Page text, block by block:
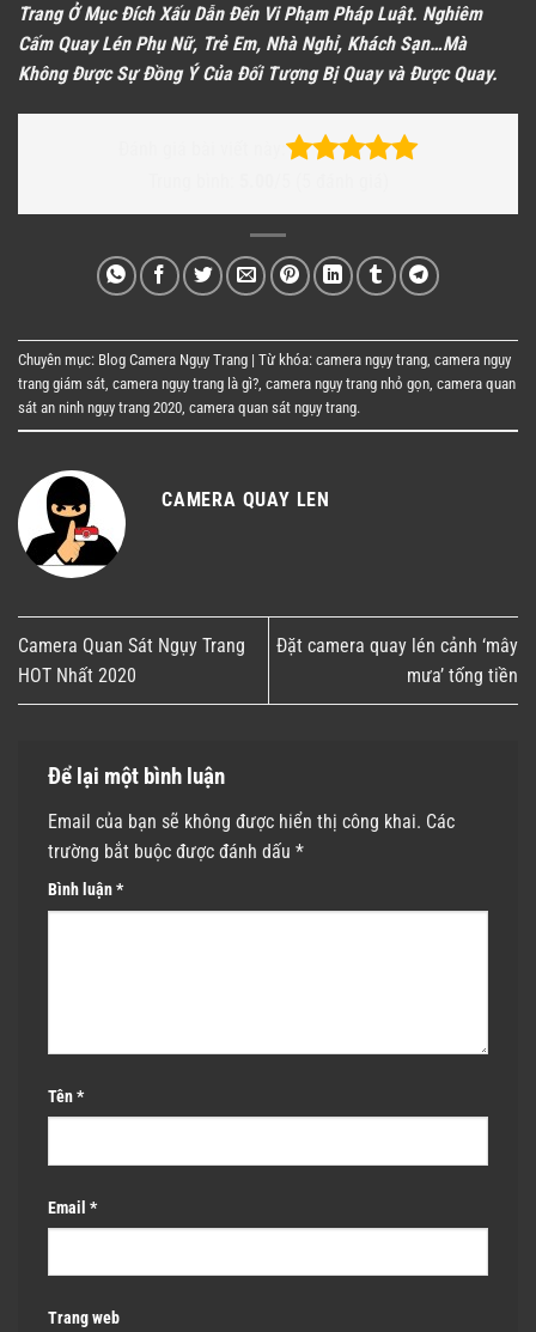
Trang Ở Mục Đích Xấu Dẫn Đến Vi Phạm Pháp Luật. Nghiêm
Cấm Quay Lén Phụ Nữ, Trẻ Em, Nhà Nghỉ, Khách Sạn…Mà
Không Được Sự Đồng Ý Của Đối Tượng Bị Quay và Được Quay.
Chuyên mục: Blog Camera Ngụy Trang | Từ khóa: camera ngụy trang, camera ngụy
trang giám sát, camera ngụy trang là gì?, camera ngụy trang nhỏ gọn, camera quan
sát an ninh ngụy trang 2020, camera quan sát ngụy trang.
CAMERA QUAY LEN
Camera Quan Sát Ngụy Trang
HOT Nhất 2020
Đặt camera quay lén cảnh ‘mây
mưa’ tống tiền
Để lại một bình luận
Email của bạn sẽ không được hiển thị công khai. Các
trường bắt buộc được đánh dấu *
Bình luận*
Tên*
Email *
Trang web